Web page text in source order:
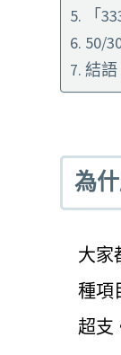
「
50/
結語
為
大家
種項
超支